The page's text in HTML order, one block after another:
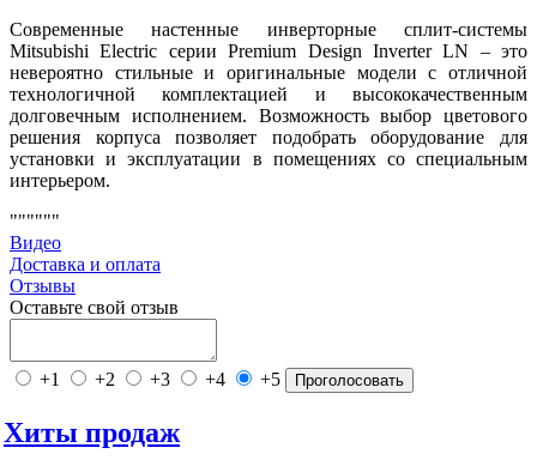
Современные настенные инверторные сплит-системы
Mitsubishi Electric серии Premium Design Inverter LN – это
невероятно стильные и оригинальные модели с отличной
технологичной комплектацией и высококачественным
долговечным исполнением. Возможность выбор цветового
решения корпуса позволяет подобрать оборудование для
установки и эксплуатации в помещениях со специальным
интерьером.
""""""
Видео
Доставка и оплата
Отзывы
Оставьте свой отзыв
+1 +2 +3 +4 +5 Проголосовать
Хиты продаж